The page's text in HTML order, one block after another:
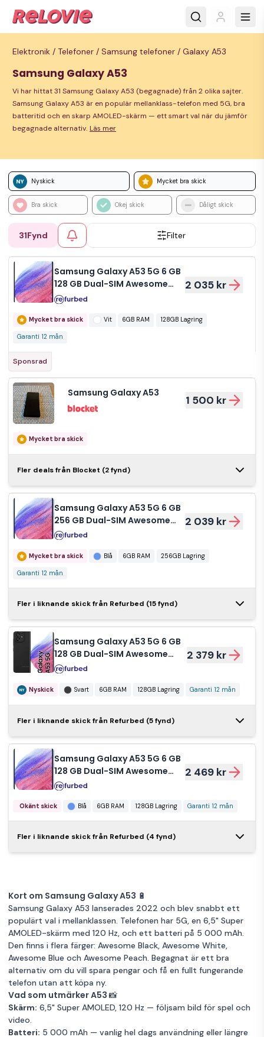
Elektronik / Telefoner / Samsung telefoner / Galaxy A53
Samsung Galaxy A53
Vi har hittat 31 Samsung Galaxy A53 (begagnade) från 2 olika sajter.
Samsung Galaxy A53 är en populär mellanklass-telefon med 5G, bra
batteritid och en skarp AMOLED-skärm — ett smart val när du jämför
begagnade alternativ. Läs mer
Nyskick Mycket bra skick
Bra skick Okej skick Dåligt skick
31Fynd Filter
Samsung Galaxy A53 5G 6 GB
128 GB Dual-SIM Awesome
White
2 035 kr
Mycket bra skick Vit 6GB RAM 128GB Lagring
Garanti 12 mån
Sponsrad
Samsung Galaxy A53
1 500 kr
Mycket bra skick
Samsung
128gb
Mycket bra skick 128GB Lagring
Galaxy A-53,
256 GB vit
3 600 kr
Fler deals från Blocket (2 fynd)
Samsung Galaxy A53 5G 6 GB
256 GB Dual-SIM Awesome
Blue
2 039 kr
Mycket bra skick Blå 6GB RAM 256GB Lagring
Garanti 12 mån
Samsung
6 GB 128 GB
Dual-SIM
Awesome Black
Mycket bra skick Svart 6GB RAM
128GB Lagring Garanti 12 mån
Samsung
6 GB 128 GB
Awesome Black
Mycket bra skick Svart 6GB RAM
128GB Lagring Garanti 12 mån
Samsung
Galaxy A53 5G
Awesome Blue
2 195 kr
Mycket bra skick Blå 6GB RAM
Galaxy A53 5G
6 GB 128 GB
Dual-SIM
Awesome
Peach
2 235 kr
Mycket bra skick Orange 6GB RAM
Garanti 12 mån
Samsung
Galaxy A53 5G
6 GB 128 GB
Awesome Black
2 235 kr
Mycket bra skick Svart 6GB RAM
Fler i liknande skick från Refurbed (15 fynd)
Samsung Galaxy A53 5G 6 GB
128 GB Dual-SIM Awesome
Black
2 379 kr
Nyskick Svart 6GB RAM 128GB Lagring Garanti 12 mån
Samsung
6 GB 128 GB
Dual-SIM
Awesome Blue
Nyskick Blå 6GB RAM
128GB Lagring Garanti 12 mån
Samsung
6 GB 128 GB
Samsung
Galaxy A53 5G 6
GB 128 GB
Single-SIM
Awesome Black
3 169 kr
Nyskick Svart 6GB RAM
128GB Lagring Garanti 12 mån
Samsung
6 GB 256 GB
Fler i liknande skick från Refurbed (5 fynd)
Samsung Galaxy A53 5G 6 GB
128 GB Dual-SIM Awesome
Blue
2 469 kr
Okänt skick Blå 6GB RAM 128GB Lagring Garanti 12 mån
Samsung
128GB Lagring Garanti 12 mån
Samsung
Galaxy A53 5G
6 GB 128 GB
Single-SIM
Awesome Blue
2 925 kr
6GB RAM
128GB Lagring Garanti 12 mån
Fler i liknande skick från Refurbed (4 fynd)
Kort om Samsung Galaxy A53 🔋
Samsung Galaxy A53 lanserades 2022 och blev snabbt ett
populärt val i mellanklassen. Telefonen har 5G, en 6,5" Super
AMOLED-skärm med 120 Hz, och ett batteri på 5 000 mAh.
Den finns i flera färger: Awesome Black, Awesome White,
Awesome Blue och Awesome Peach. Begagnat är ett bra
alternativ om du vill spara pengar och få en fullt fungerande
telefon utan att köpa ny.
Vad som utmärker A53 📸
Skärm: 6,5" Super AMOLED, 120 Hz — följsam bild för spel och
video.
Batteri: 5 000 mAh — vanlig hel dags användning eller längre